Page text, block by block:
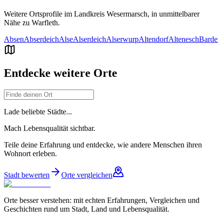
Weitere Ortsprofile im Landkreis Wesermarsch, in unmittelbarer
Nähe zu Warfleth.
AbsenAbserdeichAlseAlserdeichAlserwurpAltendorfAltenesch
Entdecke weitere Orte
Lade beliebte Städte...
Mach Lebensqualität sichtbar.
Teile deine Erfahrung und entdecke, wie andere Menschen ihren
Wohnort erleben.
Stadt bewerten Orte vergleichen
Orte besser verstehen: mit echten Erfahrungen, Vergleichen und
Geschichten rund um Stadt, Land und Lebensqualität.